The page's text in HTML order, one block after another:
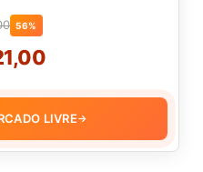
56%
LIVRE→